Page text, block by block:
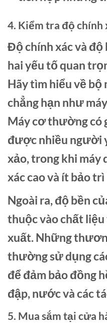
4. Kiểm tra độ chính
Độ chính xác và độ
hai yếu tố quan
Hãy tìm hiểu về bộ
chẳng hạn như
Máy cơ thường có
được nhiều người
xảo, trong khi máy
xác cao và ít bảo
Ngoài ra, độ bền
thuộc vào chất liệu
xuất. Những
thường sử dụng
để đảm bảo đồng
đập, nước và các
5. Mua sắm tại cửa